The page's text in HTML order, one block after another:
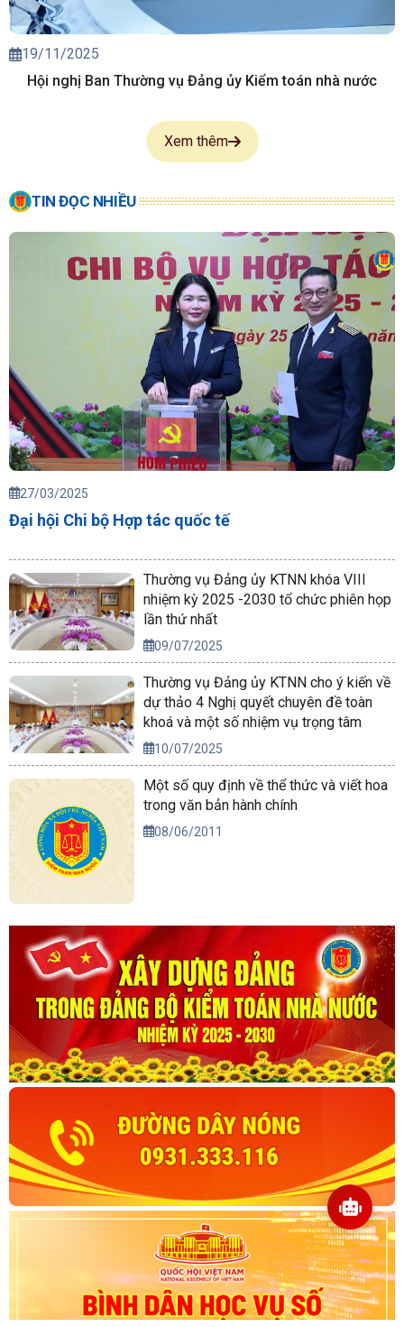
19/11/2025
Hội nghị Ban Thường vụ Đảng ủy Kiểm toán nhà nước
Xem thêm
TIN ĐỌC NHIỀU
27/03/2025
Đại hội Chi bộ Hợp tác quốc tế
Thường vụ Đảng ủy KTNN khóa VIII
nhiệm kỳ 2025 -2030 tổ chức phiên họp
lần thứ nhất
09/07/2025
Thường vụ Đảng ủy KTNN cho ý kiến về
dự thảo 4 Nghị quyết chuyên đề toàn
khoá và một số nhiệm vụ trọng tâm
10/07/2025
Một số quy định về thể thức và viết hoa
trong văn bản hành chính
08/06/2011